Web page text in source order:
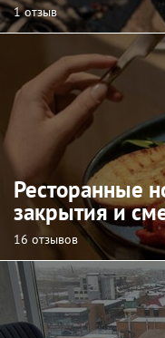
1 отзыв
Ресторанные
закрытия и
16 отзывов